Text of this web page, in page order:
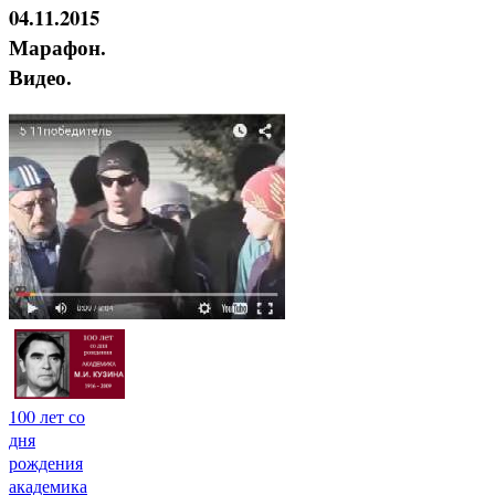
04.11.2015
Марафон.
Видео.
100 лет со
дня
рождения
академика